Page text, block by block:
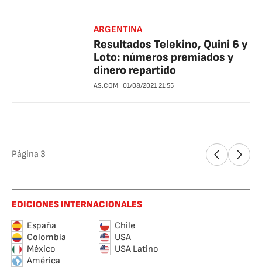
ARGENTINA
Resultados Telekino, Quini 6 y
Loto: números premiados y
dinero repartido
AS.COM 01/08/2021 21:55
Página 3
EDICIONES INTERNACIONALES
España
Chile
Colombia
USA
México
USA Latino
América